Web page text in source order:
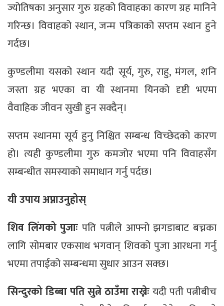
ज्योतिषका अनुसार गुरु ग्रहको विवाहका कारण ग्रह मानिने
गरिन्छ। विवाहको स्थान, जन्म पत्रिकाको सप्तम स्थान हुने
गर्दछ।
कुण्डलीमा यसको स्थान यदी सूर्य, गुरु, राहु, मंगल, शनि
जस्ता ग्रह भएका वा यी स्थानमा यिनको दृष्टी भएमा
वैवाहिक जीवन सुखी हुन सक्दैन्।
सप्तम स्थानमा सूर्य हुनु निश्चित सम्बन्ध विच्छेदको कारण
हो। त्यही कुण्डलीमा गुरु कमजोर भएमा पनि विवाहसँग
सम्बन्धीत समस्याको समाधान गर्नु पर्दछ।
यी उपाय अप्नाउनुहोस्
शिव लिंगको पुजाः पति पत्नीले आफ्नो झगडाबाट बच्नका
लागि सोमबार एकसाथ भगवान् शिवको पुजा आरधना गर्नु
भएमा तपाईको सम्बन्धमा सुधार आउन सक्छ।
सिन्दुरको डिब्बा पति सुत्ने ठाउँमा राख्नेःयदी पती पत्नीबीच